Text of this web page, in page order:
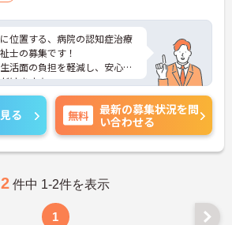
位置する、病院の認知症治療
士の募集です！
活面の負担を軽減し、安心し
けます☆
日あり、残業も無いので家庭
♪
可能なので通勤らくらくです
面接対策ポイントなど、さら
る 無料
最新の募集状況を問
い合わせる
2 件中 1-2件を表示
1